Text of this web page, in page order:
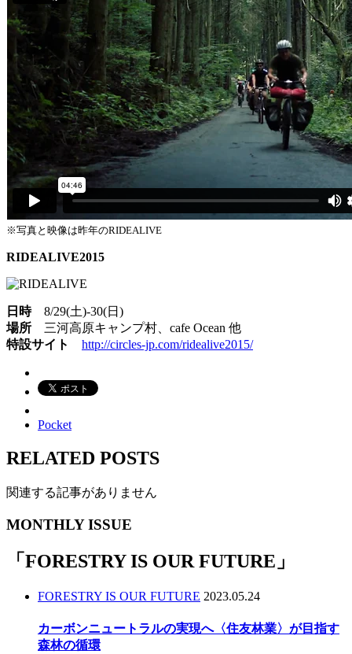
※写真と映像は昨年のRIDEALIVE
RIDEALIVE2015
日時8/29(土)-30(日)
場所 三河高原キャンプ村、cafe Ocean 他
特設サイト
http://circles-jp.com/ridealive2015/
Pocket
RELATED POSTS
関連する記事がありません
MONTHLY ISSUE
「 FORESTRY IS OUR FUTURE 」
FORESTRY IS OUR FUTURE 2023.05.24
カーボンニュートラルの実現へ〈住友林業〉が目指す
森林の循環